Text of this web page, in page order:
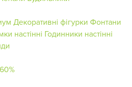
Декоративні фігурки Фонтани
настінні Годинники настінні